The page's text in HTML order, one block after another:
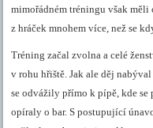
mimořádném tréningu však
z hráček mnohem více, než se
Tréning začal zvolna a celé
v rohu hřiště. Jak ale děj
se odvážily přímo k pípě, kde
opíraly o bar. S postupující